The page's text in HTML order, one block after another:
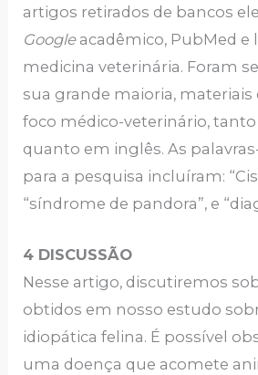
artigos retirados de bancos
Google acadêmico, PubMed e
medicina veterinária. Foram
sua grande maioria,
foco médico-veterinário,
quanto em inglês. As
para a pesquisa incluíram:
“síndrome de pandora”, e
4 DISCUSSÃO
Nesse artigo, discutiremos
obtidos em nosso estudo
idiopática felina. É possível
uma doença que acomete